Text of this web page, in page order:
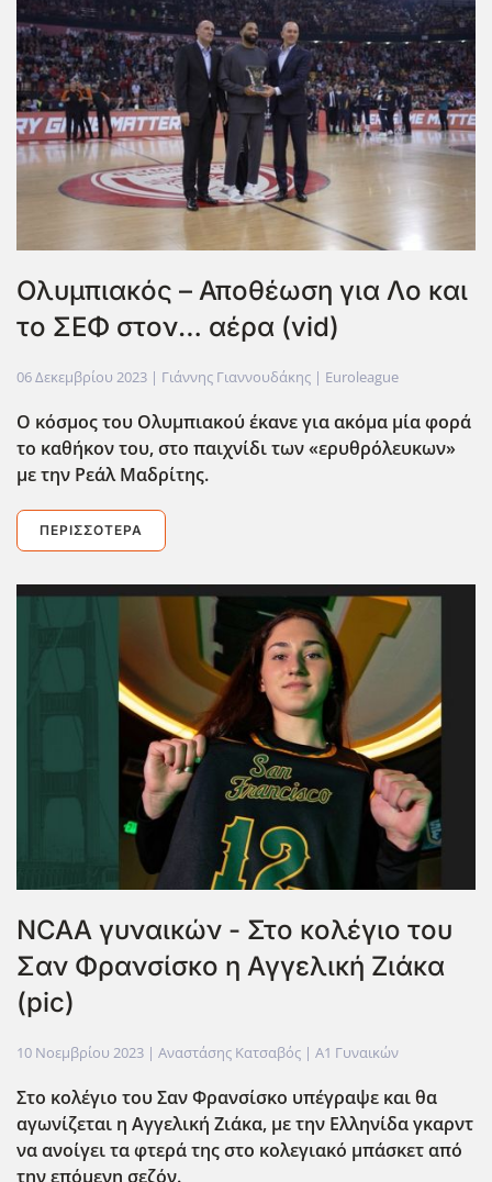
Ολυμπιακός – Αποθέωση για Λο και
το ΣΕΦ στον… αέρα (vid)
06 Δεκεμβρίου 2023 | Γιάννης Γιαννουδάκης | Euroleague
Ο κόσμος του Ολυμπιακού έκανε για ακόμα μία φορά
το καθήκον του, στο παιχνίδι των «ερυθρόλευκων»
με την Ρεάλ Μαδρίτης.
ΠΕΡΙΣΣΌΤΕΡΑ
NCAA γυναικών - Στο κολέγιο του
Σαν Φρανσίσκο η Αγγελική Ζιάκα
(pic)
10 Νοεμβρίου 2023 | Αναστάσης Κατσαβός | Α1 Γυναικών
Στο κολέγιο του Σαν Φρανσίσκο υπέγραψε και θα
αγωνίζεται η Αγγελική Ζιάκα, με την Ελληνίδα γκαρντ
να ανοίγει τα φτερά της στο κολεγιακό μπάσκετ από
την επόμενη σεζόν.